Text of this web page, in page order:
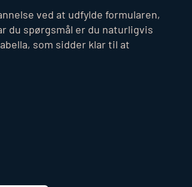
ved at udfylde formularen,
du spørgsmål er du naturligvis
som sidder klar til at